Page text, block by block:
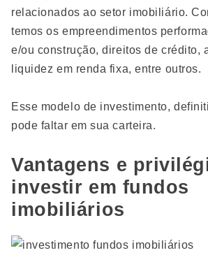
relacionados ao setor imobiliário.
temos os empreendimentos
e/ou construção, direitos de crédito,
liquidez em renda fixa, entre outros.
Esse modelo de investimento,
pode faltar em sua carteira.
Vantagens e
investir em fundos
imobiliários